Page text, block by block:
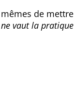
de
vaut la